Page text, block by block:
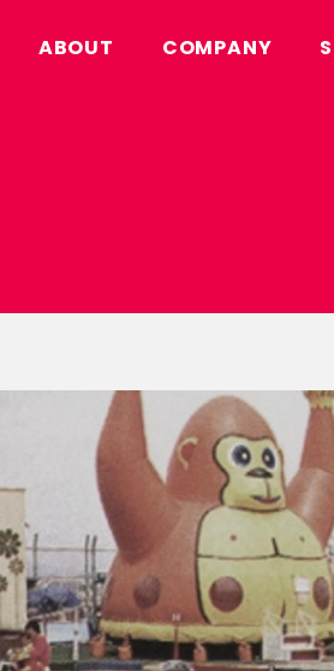
ABOUT COMPANY